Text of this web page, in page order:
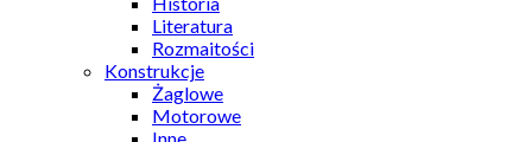
Literatura
Rozmaitości
Konstrukcje
Żaglowe
Motorowe